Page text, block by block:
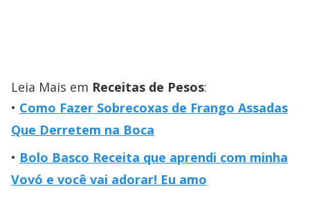
Leia Mais em Receitas de Pesos:
Como Fazer Sobrecoxas de Frango Assadas
Que Derretem na Boca
Bolo Basco Receita que aprendi com minha
Vovó e você vai adorar! Eu amo